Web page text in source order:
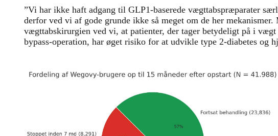
”Vi har ikke haft adgang til GLP1-baserede vægttabspræparater
derfor ved vi af gode grunde ikke så meget om de her mekanismer.
vægttabskirurgien ved vi, at patienter, der tager betydeligt på i vægt
bypass-operation, har øget risiko for at udvikle type 2-diabetes og